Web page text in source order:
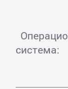
система: